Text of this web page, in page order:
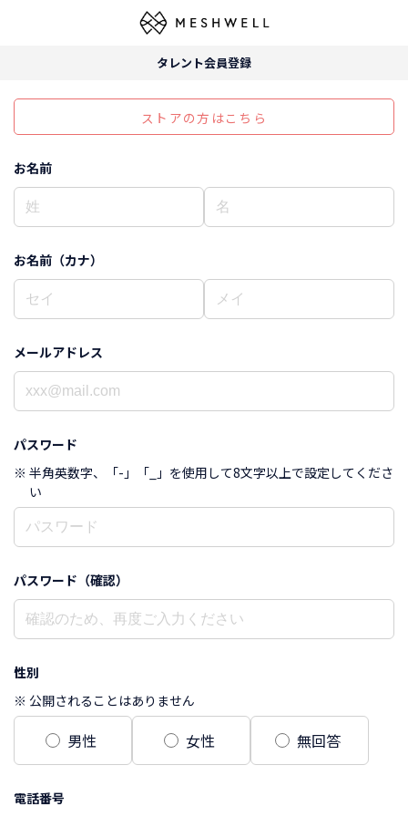
タレント会員登録
ストアの方はこちら
お名前
お名前（カナ）
メールアドレス
パスワード
半角英数字、「-」「_」を使用して8文字以上で設定してくださ
い
パスワード（確認）
性別
公開されることはありません
男性 女性 無回答
電話番号